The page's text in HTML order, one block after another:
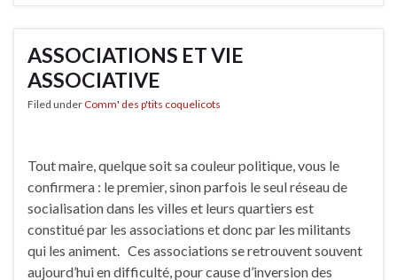
ASSOCIATIONS ET VIE
ASSOCIATIVE
Filed under Comm' des p'tits coquelicots
Tout maire, quelque soit sa couleur politique, vous le
confirmera : le premier, sinon parfois le seul réseau de
socialisation dans les villes et leurs quartiers est
constitué par les associations et donc par les militants
qui les animent. Ces associations se retrouvent souvent
aujourd’hui en difficulté, pour cause d’inversion des